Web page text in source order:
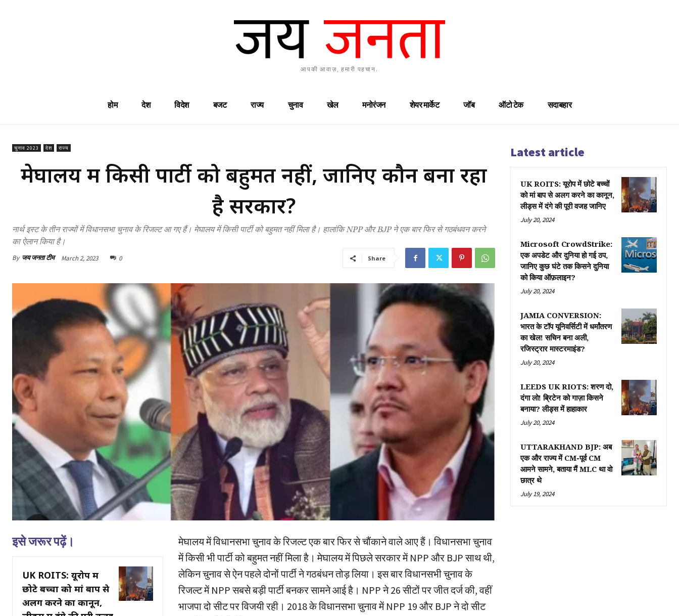
आपकी आवाज़, हमारी पहचान.
होम देश विदेश बजट राज्य चुनाव खेल मनोरंजन शेयर मार्केट जॉब ऑटो टेक सदाबहार
चुनाव 2023 देश राज्य
मेघालय में किसी पार्टी को बहुमत नहीं, जानिए कौन बना रहा
है सरकार?
नार्थ इस्ट के तीन राज्यों में विधानसभा चुनाव के रिजल्ट आ गए हैं। मेघालय में किसी पार्टी को बहुमत नहीं मिला है। हालांकि NPP और BJP ने एक बार फिर से गठबंधवन करने
का ऐलान किया है।
By जय जनता टीम March 2, 2023 0 Share
इसे जरूर पढ़ें।
UK ROITS: यूरोप में
छोटे बच्चों को मां बाप से
अलग करने का कानून,
मेघालय में विधानसभा चुनाव के रिजल्ट एक बार फिर से चौंकाने वाले आए हैं। विधानसभा चुनाव
में किसी भी पार्टी को बहुमत नहीं मिला है। मेघालय में पिछले सरकार में NPP और BJP साथ थी,
लेकिन चुनाव से ऐन पहले दोनों पार्टी ने गठबंधन तोड़ लिया। इस बार विधानसभी चुनाव के
रिजल्ट में NPP सबसे बड़ी पार्टी बनकर सामने आई है। NPP ने 26 सीटों पर जीत दर्ज की, वहीं
भाजपा दो सीट पर विजयी रही। 2018 के विधानसभा चुनाव में NPP 19 और BJP ने दो सीट
Latest article
UK ROITS: यूरोप में छोटे बच्चों
को मां बाप से अलग करने का कानून,
लीड्स में दंगे की पूरी वजह जानिए
July 20, 2024
Microsoft CrowdStrike:
एक अपडेट और दुनिया हो गई ठप,
जानिए कुछ घंटे तक किसने दुनिया
को किया ऑफ़लाइन?
July 20, 2024
JAMIA CONVERSION:
भारत के टॉप यूनिवर्सिटी में धर्मांतरण
का खेल! सचिन बना अली,
रजिस्ट्रार मास्टरमाइंड?
July 20, 2024
LEEDS UK RIOTS: शरण दो,
दंगा लो! ब्रिटेन को गाज़ा किसने
बनाया? लीड्स में हाहाकार
July 20, 2024
UTTARAKHAND BJP: अब
एक और राज्य में CM-पूर्व CM
आमने सामने, बताया मैं MLC था वो
छात्र थे
July 19, 2024